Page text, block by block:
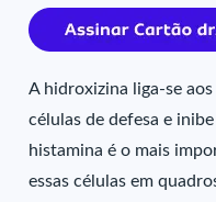
A hidroxizina liga-se
células de defesa e
histamina é o mais
essas células em